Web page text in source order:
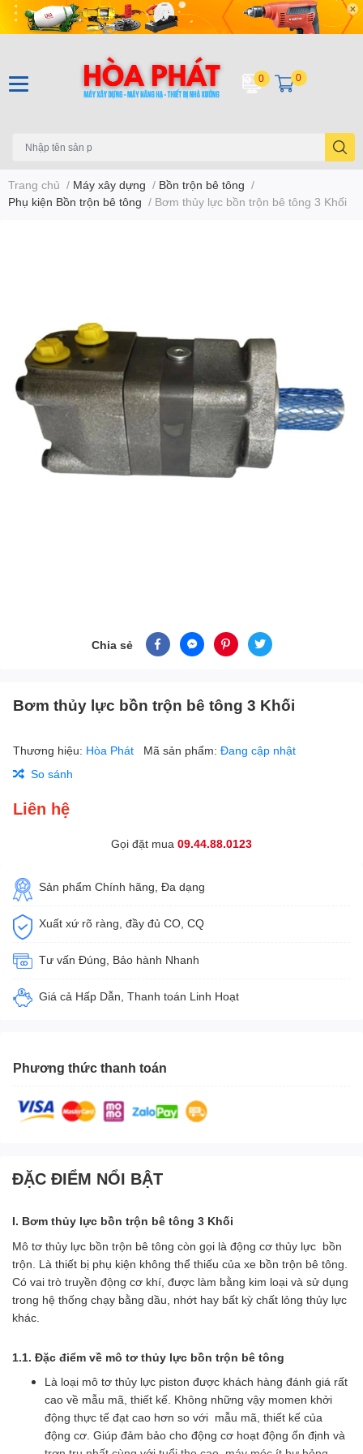
0 0
Trang chủ / Máy xây dựng / Bồn trộn bê tông /
Phụ kiện Bồn trộn bê tông / Bơm thủy lực bồn trộn bê tông 3 Khối
Chia sẻ
Bơm thủy lực bồn trộn bê tông 3 Khối
Thương hiệu: Hòa Phát Mã sản phẩm: Đang cập nhật
So sánh
Liên hệ
Gọi đặt mua 09.44.88.0123
Sản phẩm Chính hãng, Đa dạng
Xuất xứ rõ ràng, đầy đủ CO, CQ
Tư vấn Đúng, Bảo hành Nhanh
Giá cả Hấp Dẫn, Thanh toán Linh Hoạt
Phương thức thanh toán
ĐẶC ĐIỂM NỔI BẬT
I. Bơm thủy lực bồn trộn bê tông 3 Khối
Mô tơ thủy lực bồn trộn bê tông còn gọi là động cơ thủy lực bồn
trộn. Là thiết bị phụ kiện không thể thiếu của xe bồn trộn bê tông.
Có vai trò truyền động cơ khí, được làm bằng kim loại và sử dụng
trong hệ thống chạy bằng dầu, nhớt hay bất kỳ chất lỏng thủy lực
khác.
1.1. Đặc điểm về mô tơ thủy lực bồn trộn bê tông
Là loại mô tơ thủy lực piston được khách hàng đánh giá rất
cao về mẫu mã, thiết kế. Không những vậy momen khởi
động thực tế đạt cao hơn so với mẫu mã, thiết kế của
động cơ. Giúp đảm bảo cho động cơ hoạt động ổn định và